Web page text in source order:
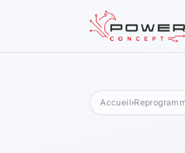
Accueil›